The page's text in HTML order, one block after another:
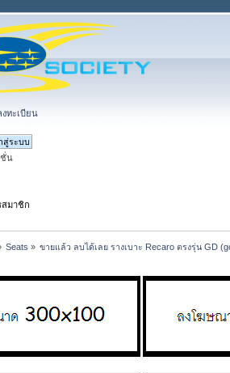
งทะเบียน
ชั่น
มาชิก
Seats » ขายแล้ว ลบได้เลย รางเบาะ Recaro ตรงรุ่น GD